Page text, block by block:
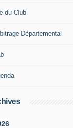
du Club
Départemental